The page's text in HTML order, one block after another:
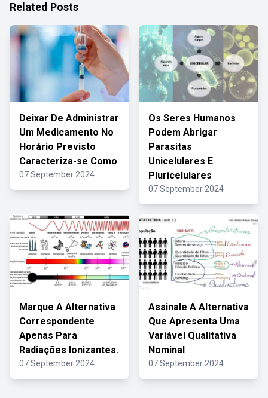
Related Posts
Deixar De Administrar
Um Medicamento No
Horário Previsto
Caracteriza-se Como
07 September 2024
Os Seres Humanos
Podem Abrigar
Parasitas
Unicelulares E
Pluricelulares
07 September 2024
Marque A Alternativa
Correspondente
Apenas Para
Radiações Ionizantes.
07 September 2024
Assinale A Alternativa
Que Apresenta Uma
Variável Qualitativa
Nominal
07 September 2024